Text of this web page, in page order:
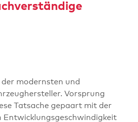
modernsten und
Vorsprung
Tatsache gepaart mit der
Entwicklungsgeschwindigkeit